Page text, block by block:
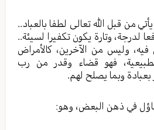
من قبل الله تعالى لطفا بالعباد..
لدرجة، وتارة يكون تكفيرا لسيئة..
فيه، وليس من الآخرين، كالأمراض
فهو قضاء وقدر من رب
بعبادة وبما يصلح لهم.
في ذهن البعض، وهو: